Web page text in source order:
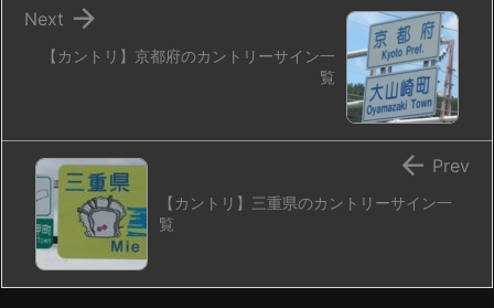
【カントリ】京都府のカントリーサイン一
覧

Next
【カントリ】三重県のカントリーサイン一
覧
 Prev